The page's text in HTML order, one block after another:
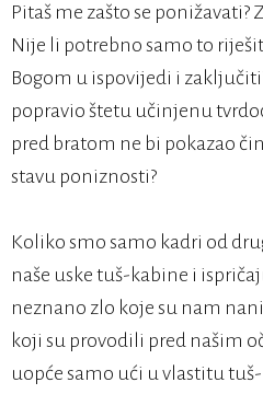
Pitaš me zašto se
Nije li potrebno samo to
Bogom u ispovijedi i
popravio štetu učinjenu
pred bratom ne bi pokazao
stavu poniznosti?
Koliko smo samo kadri od
naše uske tuš-kabine i
neznano zlo koje su nam
koji su provodili pred našim
uopće samo ući u vlastitu